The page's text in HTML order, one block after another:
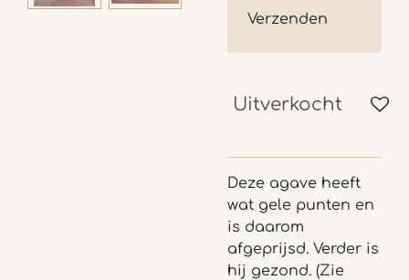
Verzenden
Uitverkocht
Deze agave heeft
wat gele punten en
is daarom
afgeprijsd. Verder is
hij gezond. (Zie